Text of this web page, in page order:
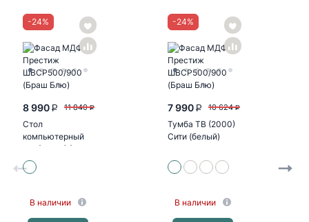
-24%
8 990 P 11 840 P
Стол
компьютерный
№1 (УПКФ) (Дуб
беленый, венге
ФВ)
В наличии
-24%
7 990 P 10 624 P
Тумба ТВ (2000)
Сити (белый)
В наличии